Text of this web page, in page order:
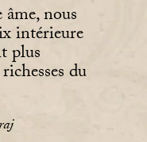
nous
intérieure
plus
du